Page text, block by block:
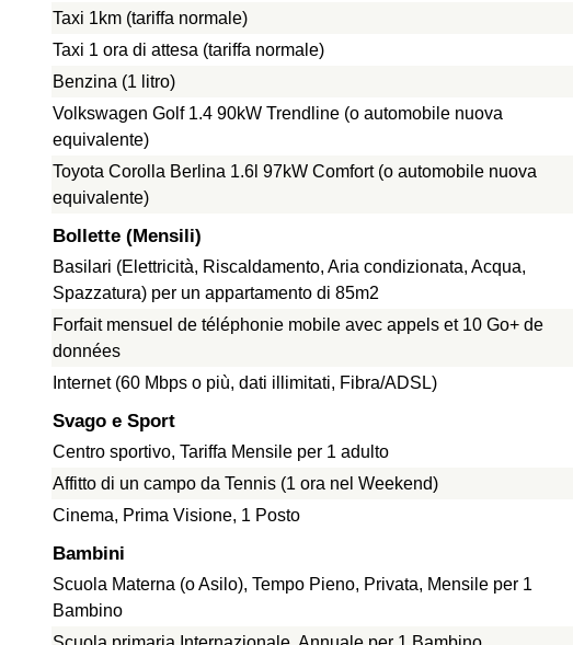
Taxi 1km (tariffa normale)
Taxi 1 ora di attesa (tariffa normale)
Benzina (1 litro)
Volkswagen Golf 1.4 90kW Trendline (o automobile nuova
equivalente)
Toyota Corolla Berlina 1.6l 97kW Comfort (o automobile nuova
equivalente)
Bollette (Mensili)
Basilari (Elettricità, Riscaldamento, Aria condizionata, Acqua,
Spazzatura) per un appartamento di 85m2
Forfait mensuel de téléphonie mobile avec appels et 10 Go+ de
données
Internet (60 Mbps o più, dati illimitati, Fibra/ADSL)
Svago e Sport
Centro sportivo, Tariffa Mensile per 1 adulto
Affitto di un campo da Tennis (1 ora nel Weekend)
Cinema, Prima Visione, 1 Posto
Bambini
Scuola Materna (o Asilo), Tempo Pieno, Privata, Mensile per 1
Bambino